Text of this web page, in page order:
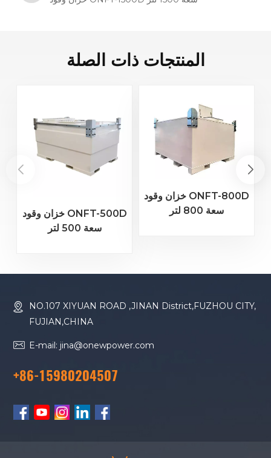
المنتجات ذات الصلة
خزان وقود ONFT-500D
سعة 500 لتر
خزان وقود ONFT-800D
سعة 800 لتر
NO.107 XIYUAN ROAD ,JINAN District,FUZHOU CITY,
FUJIAN,CHINA
E-mail: jina@onewpower.com
+86-15980204507